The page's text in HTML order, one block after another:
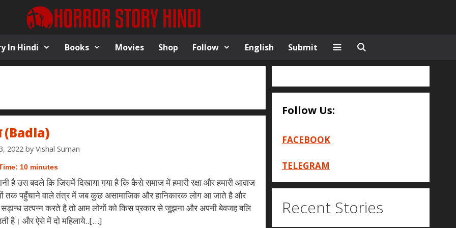
In Hindi Books Movies Shop Follow English Submit
(Badla)
2022 by Vishal Suman
10 minutes
है उस बदले कि जिसमें दिखाया गया है कि कैसे समाज में हमारी रक्षा और हमारी आवाज
तक पहुँचाने वाले तंत्र में जब कुछ असामाजिक और हानिकारक लोग आ जाते है और
उत्पन्न करते है तो आम लोगों को किस प्रकार से जूझना और अपनी बेवजह बलि
है। और ऐसे में दो महिलाये..[…]
Follow Us:
FACEBOOK
TELEGRAM
Recent Stories